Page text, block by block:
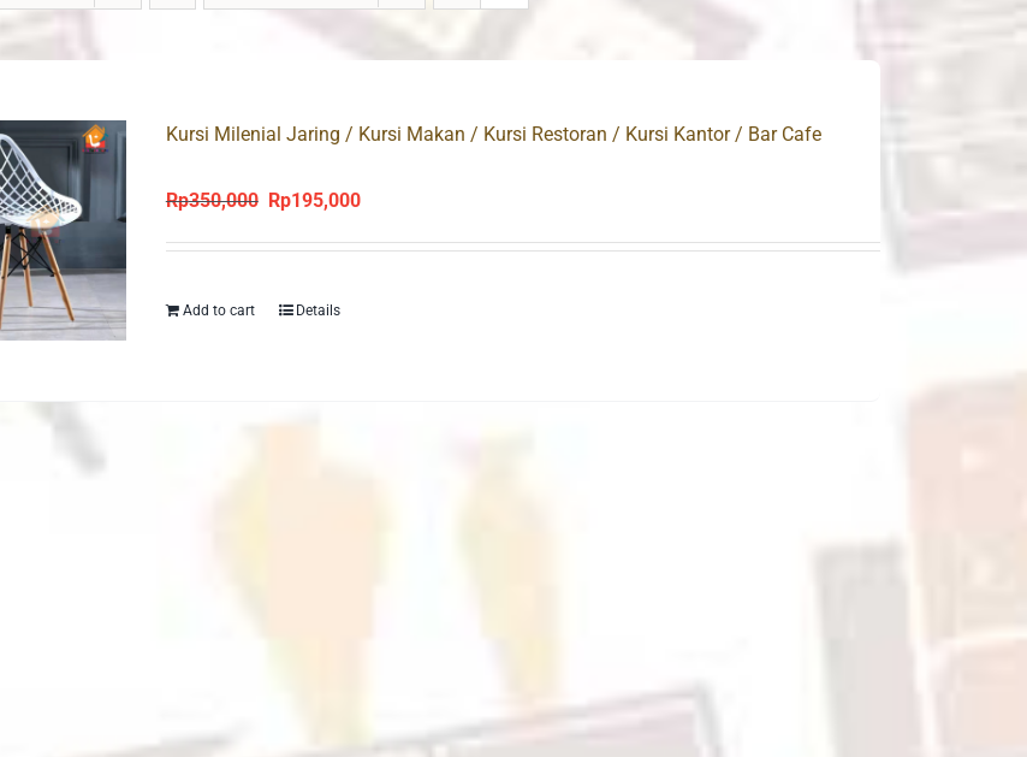
Kursi Milenial Jaring / Kursi Makan / Kursi Restoran / Kursi Kantor / Bar Cafe
Rp350,000
Original
Rp350,000.
Rp195,000Current
Add to cart Details